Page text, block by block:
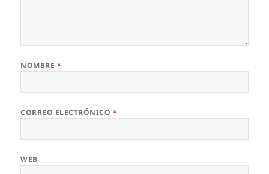
NOMBRE *
CORREO ELECTRÓNICO *
WEB